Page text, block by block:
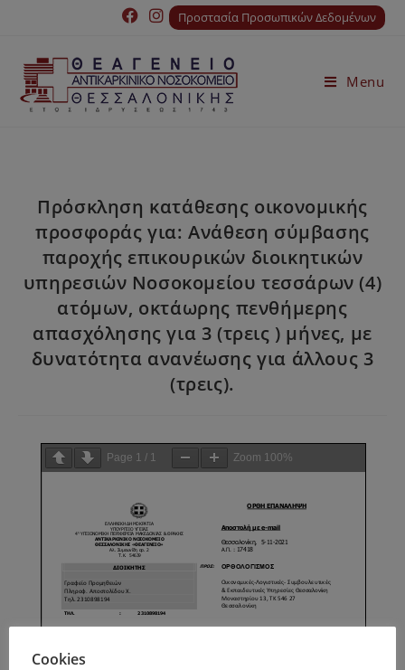
Προστασία Προσωπικών Δεδομένων
Menu
Πρόσκληση κατάθεσης οικονομικής
προσφοράς για: Ανάθεση σύμβασης
παροχής επικουρικών διοικητικών
υπηρεσιών Νοσοκομείου τεσσάρων (4)
ατόμων, οκτάωρης πενθήμερης
απασχόλησης για 3 (τρεις ) μήνες, με
δυνατότητα ανανέωσης για άλλους 3
(τρεις).
Page 1 / 1 Zoom 100%
Cookies